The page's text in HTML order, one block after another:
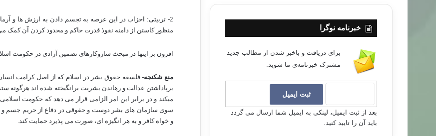
2- تربیتی: احزاب در این عرصه به تجسم دادن به ارزش ها و
منظور کاستن از دامنه نفوذ قدرت حاکم و محدود کردن آن کمک
افزون بر اینها در مبحث سازوکارهای تضمین آزادی در حکومت
منع شکنجه-فلسفه حقوق بشر در اسلام که از اصل کرامت
برپاداشتن عدالت و رهاندن بشریت برانگیخته شده اند هرگونه
میکند و در برابر این امر الزامی قرار می دهد که حکومت
سوی سازمان های بشر دوست و حقوقی در دفاع از حریم جسم
و خواه کافر و به هر انگیزه ای، صورت می پذیرد حمایت کند.
خبرنامه نوگرا
برای دریافت و باخبر شدن از مطالب جدید
مشترک خبرنامه‌ی ما شوید.
بعد از ثبت ایمیل، لینکی به ایمیل شما ارسال می گردد
باید آن را تایید کنید.